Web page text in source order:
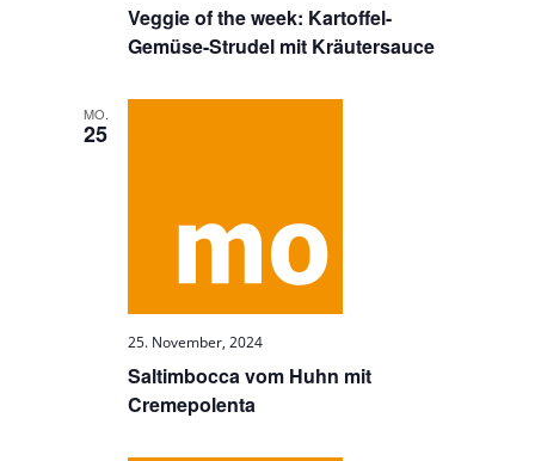
Veggie of the week: Kartoffel-
Gemüse-Strudel mit Kräutersauce
MO.
25
Saltimbocca vom Huhn mit
Cremepolenta
25. November, 2024